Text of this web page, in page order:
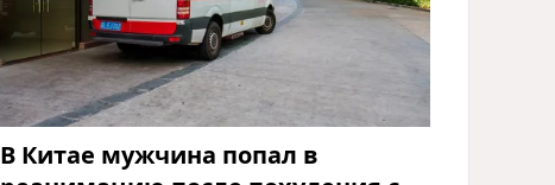
В Китае мужчина попал в